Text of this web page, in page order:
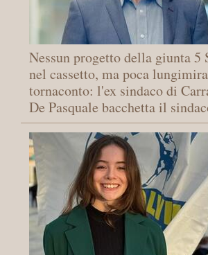
Nessun progetto della giunta 5
nel cassetto, ma poca
tornaconto: l'ex sindaco di
De Pasquale bacchetta il